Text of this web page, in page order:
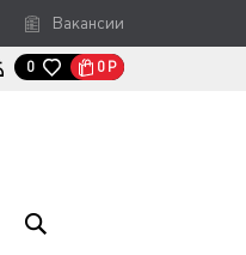
Вакансии
0 0 Р